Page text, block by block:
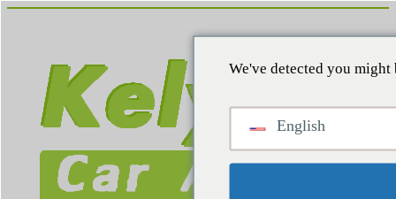
We've detected you
English